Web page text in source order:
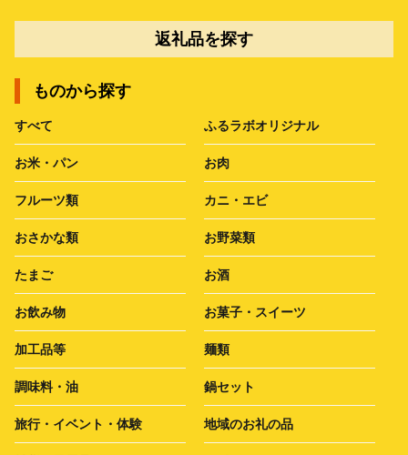
返礼品を探す
ものから探す
すべて ふるラボオリジナル
お米・パン お肉
フルーツ類 カニ・エビ
おさかな類 お野菜類
たまご お酒
お飲み物 お菓子・スイーツ
加工品等 麺類
調味料・油 鍋セット
旅行・イベント・体験 地域のお礼の品